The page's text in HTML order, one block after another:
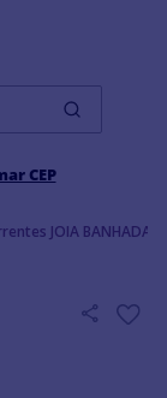
CEP
JOIA BANHADA